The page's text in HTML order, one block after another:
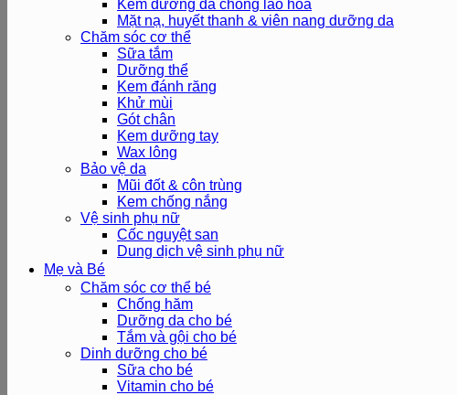
Kem dưỡng da chống lão hóa
Mặt nạ, huyết thanh & viên nang dưỡng da
Chăm sóc cơ thể
Sữa tắm
Dưỡng thể
Kem đánh răng
Khử mùi
Gót chân
Kem dưỡng tay
Wax lông
Bảo vệ da
Mũi đốt & côn trùng
Kem chống nắng
Vệ sinh phụ nữ
Cốc nguyệt san
Dung dịch vệ sinh phụ nữ
Mẹ và Bé
Chăm sóc cơ thể bé
Chống hăm
Dưỡng da cho bé
Tắm và gội cho bé
Dinh dưỡng cho bé
Sữa cho bé
Vitamin cho bé